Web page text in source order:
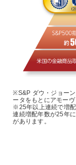
※S&P ダウ・ジョー
ータをもとにアモー
※25年以上連続で増配
連続増配年数が25年
があります。